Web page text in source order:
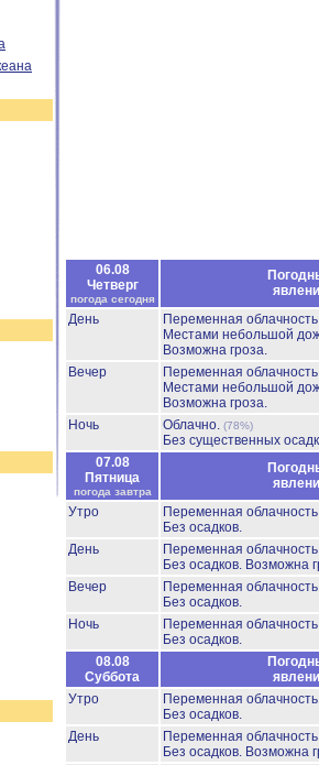
06.08
Четверг
погода сегодня
День
Переменная
Местами небольшой
Возможна гроза.
Вечер
Переменная
Местами небольшой
Возможна гроза.
Ночь
Облачно. (78%)
Без существенных
07.08
Пятница
погода завтра
Утро
Переменная
Без осадков.
День
Переменная
Без осадков. Возможна
Вечер
Переменная
Без осадков.
Ночь
Переменная
Без осадков.
08.08
Суббота
Утро
Переменная
Без осадков.
День
Переменная
Без осадков. Возможна